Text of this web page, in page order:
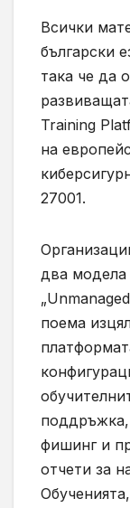
Всички
български
така че да
Training
на
27001.
два модела
поема
фишинг и
отчети за